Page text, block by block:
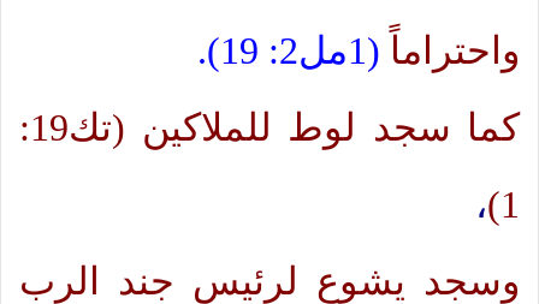
واحتراماً (1مل2: 19).
كما سجد لوط للملاكين (تك19:
1) ،
وسجد يشوع لرئيس جند الرب